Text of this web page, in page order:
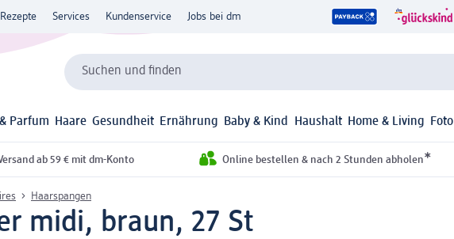
Rezepte Services Kundenservice Jobs bei dm
Suchen und finden
Parfum Haare Gesundheit Ernährung Baby & Kind Haushalt Home & Living Foto
ab 59 € mit dm-Konto Online bestellen & nach 2 Stunden abholen*
Haarspangen
midi, braun, 27 St